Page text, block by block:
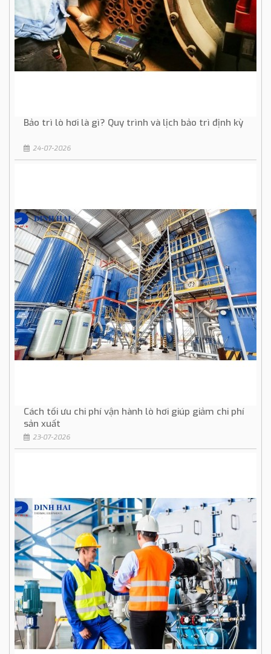
Bảo trì lò hơi là gì? Quy trình và lịch bảo trì định kỳ
24-07-2026
Cách tối ưu chi phí vận hành lò hơi giúp giảm chi phí
sản xuất
23-07-2026